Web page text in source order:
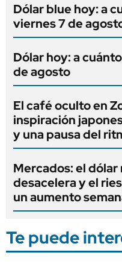
Dólar blue hoy: a
viernes 7 de
Dólar hoy: a
de agosto
El café oculto en
inspiración
y una pausa del
Mercados: el dólar
desacelera y el
un aumento
Te puede